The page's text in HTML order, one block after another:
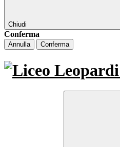
Chiudi
Conferma
Annulla Conferma